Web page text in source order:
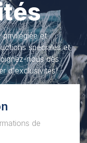
et
spéciales et
nous dès
d'exclusivités!
de